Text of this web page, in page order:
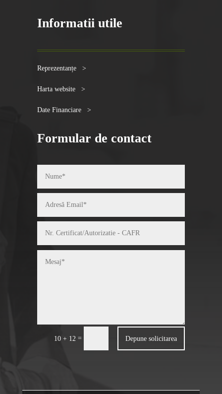
Informatii utile
Reprezentanțe >
Harta website >
Date Financiare >
Formular de contact
10 + 12 = Depune solicitarea